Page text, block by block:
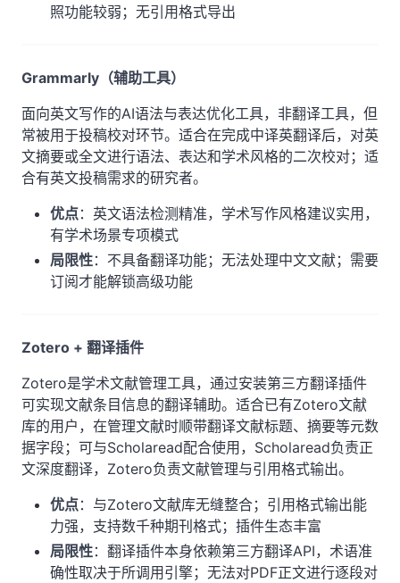
照功能较弱；无引用格式导出
Grammarly（辅助工具）
面向英文写作的AI语法与表达优化工具，非翻译工具，但
常被用于投稿校对环节。适合在完成中译英翻译后，对英
文摘要或全文进行语法、表达和学术风格的二次校对；适
合有英文投稿需求的研究者。
优点：英文语法检测精准，学术写作风格建议实用，
有学术场景专项模式
局限性：不具备翻译功能；无法处理中文文献；需要
订阅才能解锁高级功能
Zotero + 翻译插件
Zotero是学术文献管理工具，通过安装第三方翻译插件
可实现文献条目信息的翻译辅助。适合已有Zotero文献
库的用户，在管理文献时顺带翻译文献标题、摘要等元数
据字段；可与Scholaread配合使用，Scholaread负责正
文深度翻译，Zotero负责文献管理与引用格式输出。
优点：与Zotero文献库无缝整合；引用格式输出能
力强，支持数千种期刊格式；插件生态丰富
局限性：翻译插件本身依赖第三方翻译API，术语准
确性取决于所调用引擎；无法对PDF正文进行逐段对